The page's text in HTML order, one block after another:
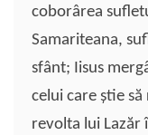
coborârea
Samariteana,
sfânt; Iisus
celui care ştie
revolta lui Lazăr